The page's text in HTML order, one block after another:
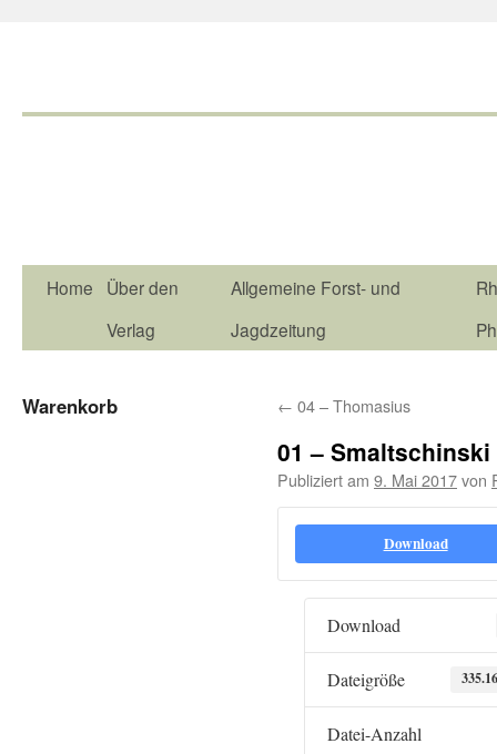
Home
Über den
Verlag
Allgemeine Forst- und
Jagdzeitung
← 04 – Thomasius
01 – Smaltschinski
Publiziert am 9. Mai 2017von
Download
Download
Dateigröße
Datei-Anzahl
Warenkorb